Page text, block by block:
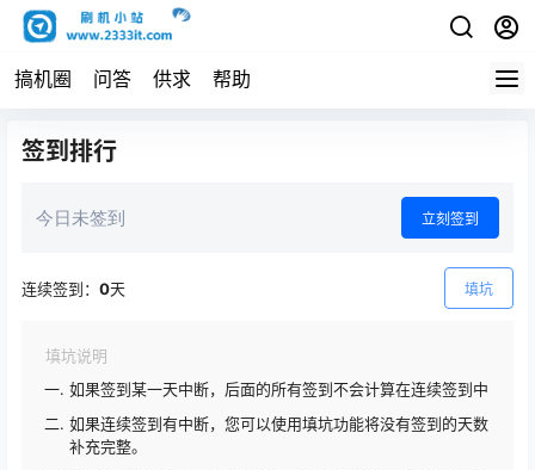
搞机圈 问答 供求 帮助
签到排行
今日未签到 立刻签到
连续签到： 0天 填坑
填坑说明
如果签到某一天中断，后面的所有签到不会计算在连续签到中
如果连续签到有中断，您可以使用填坑功能将没有签到的天数
补充完整。